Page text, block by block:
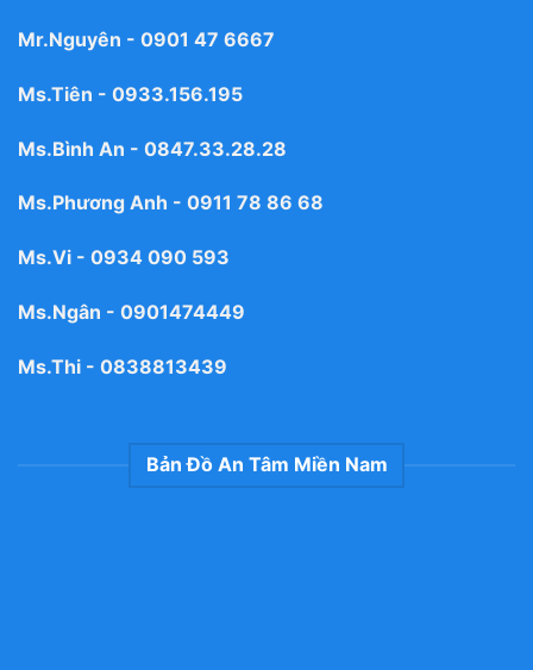
Mr.Nguyên - 0901 47 6667
Ms.Tiên - 0933.156.195
Ms.Bình An - 0847.33.28.28
Ms.Phương Anh - 0911 78 86 68
Ms.Vi - 0934 090 593
Ms.Ngân - 0901474449
Ms.Thi - 0838813439
Bản Đồ An Tâm Miền Nam